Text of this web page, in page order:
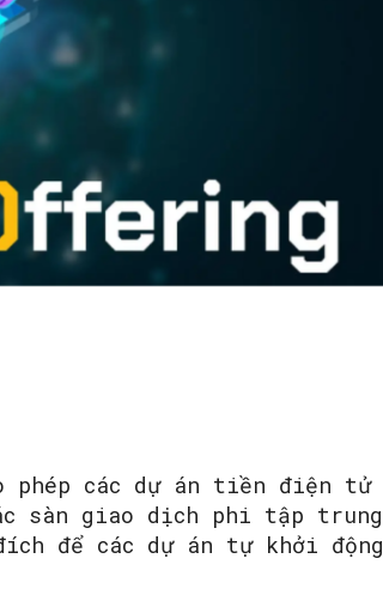
SEARCH...
phép các dự án tiền điện tử
sàn giao dịch phi tập trung
để các dự án tự khởi động